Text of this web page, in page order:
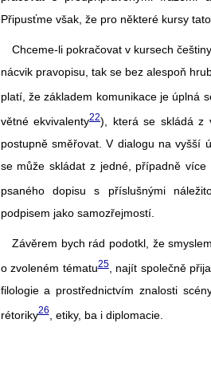
Připusťme však, že pro některé kursy
Chceme-li pokračovat v kursech
nácvik pravopisu, tak se bez alespoň
platí, že základem komunikace je úplná
větné ekvivalenty22), která se skládá z
postupně směřovat. V dialogu na vyšší
se může skládat z jedné, případně
psaného dopisu s příslušnými
podpisem jako samozřejmostí.
Závěrem bych rád podotkl, že
o zvoleném tématu25, najít společně
filologie a prostřednictvím znalosti
rétoriky26, etiky, ba i diplomacie.